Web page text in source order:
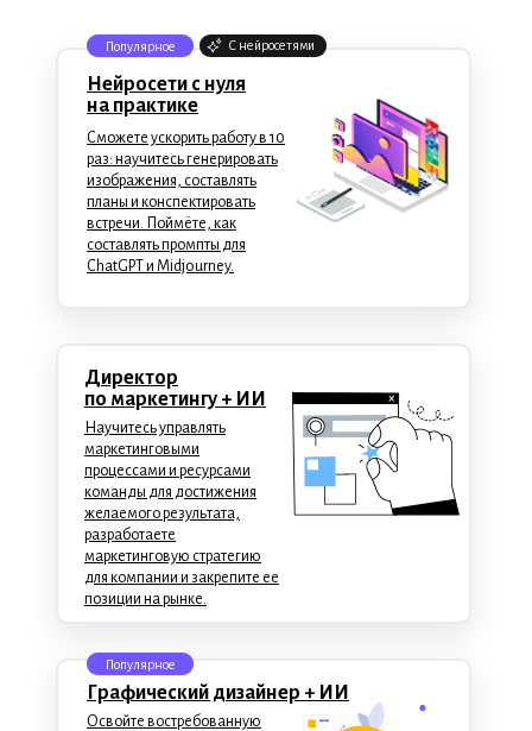
Научитесь управлять
маркетинговыми
процессами и ресурсами
команды для достижения
желаемого результата,
разработаете
маркетинговую стратегию
для компании и закрепите ее
позиции на рынке.
Директор
по маркетингу + ИИ
Нейросети с нуля
на практике
Сможете ускорить работу в 10
раз: научитесь генерировать
изображения, составлять
планы и конспектировать
встречи. Поймёте, как
составлять промпты для
ChatGPT и Midjourney.
Популярное C нейросетями
Графический дизайнер + ИИ
Освойте востребованную
Популярное